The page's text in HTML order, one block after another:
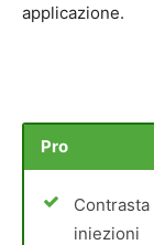
applicazione.
Pro
Contrasta
iniezioni